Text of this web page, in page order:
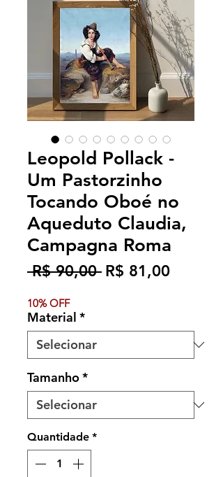
Leopold Pollack -
Um Pastorzinho
Tocando Oboé no
Aqueduto Claudia,
Campagna Roma
R$ 90,00 Preço
R$ 81,00Preço
10% OFF
Material *
Tamanho*
Quantidade *